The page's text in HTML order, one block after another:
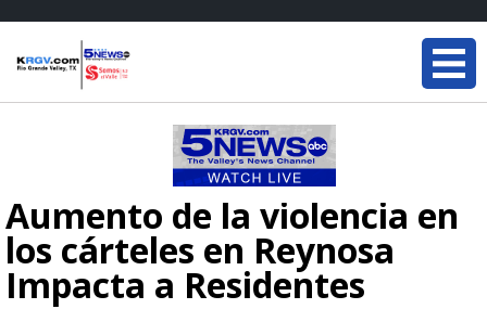
Aumento de la violencia en
los cárteles en Reynosa
Impacta a Residentes